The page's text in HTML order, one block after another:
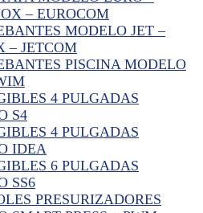
– EUROCOM
MODELO JET –
– JETCOM
PISCINA MODELO
4 PULGADAS
S4
4 PULGADAS
IDEA
6 PULGADAS
SS6
PRESURIZADORES